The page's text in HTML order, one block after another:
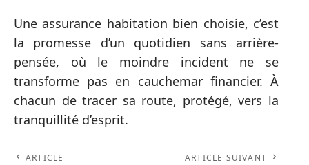
Une assurance habitation bien choisie, c’est
la promesse d’un quotidien sans arrière-
pensée, où le moindre incident ne se
transforme pas en cauchemar financier. À
chacun de tracer sa route, protégé, vers la
tranquillité d’esprit.
ARTICLE
ARTICLE SUIVANT